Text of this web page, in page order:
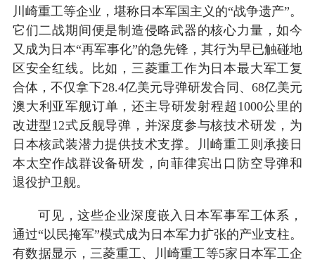
川崎重工等企业，堪称日本军国主义的“战争遗产”。
它们二战期间便是制造侵略武器的核心力量，如今
又成为日本“再军事化”的急先锋，其行为早已触碰地
区安全红线。比如，三菱重工作为日本最大军工复
合体，不仅拿下28.4亿美元导弹研发合同、68亿美元
澳大利亚军舰订单，还主导研发射程超1000公里的
改进型12式反舰导弹，并深度参与核技术研发，为
日本核武装潜力提供技术支撑。川崎重工则承接日
本太空作战群设备研发，向菲律宾出口防空导弹和
退役护卫舰。
可见，这些企业深度嵌入日本军事军工体系，
通过“以民掩军”模式成为日本军力扩张的产业支柱。
有数据显示，三菱重工、川崎重工等5家日本军工企